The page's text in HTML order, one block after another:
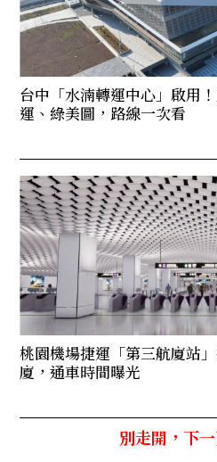
台中「水湳轉運中心」啟用
運、綠美圖，路線一次看
桃園機場捷運「第三航廈站
廈，通車時間曝光
別走開，下